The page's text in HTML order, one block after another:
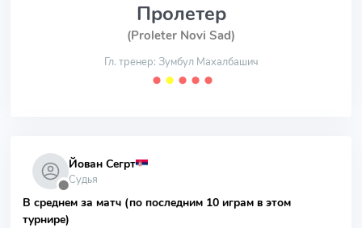
Пролетер
(Proleter Novi Sad)
Гл. тренер: Зумбул Махалбашич
⬤ ⬤ ⬤ ⬤ ⬤
⬤
Йован Сегрт
Судья
В среднем за матч (по последним 10 играм в этом
турнире)